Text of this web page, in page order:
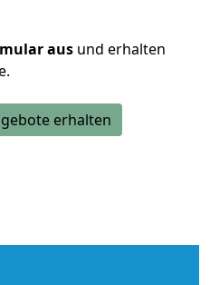
aus und erhalten
erhalten